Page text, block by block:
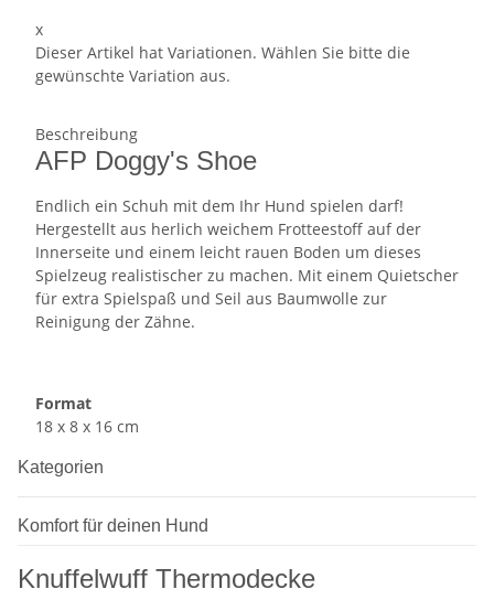
x
Dieser Artikel hat Variationen. Wählen Sie bitte die
gewünschte Variation aus.
Beschreibung
AFP Doggy's Shoe
Endlich ein Schuh mit dem Ihr Hund spielen darf!
Hergestellt aus herlich weichem Frotteestoff auf der
Innerseite und einem leicht rauen Boden um dieses
Spielzeug realistischer zu machen. Mit einem Quietscher
für extra Spielspaß und Seil aus Baumwolle zur
Reinigung der Zähne.
Format
18 x 8 x 16 cm
Kategorien
Komfort für deinen Hund
Knuffelwuff Thermodecke